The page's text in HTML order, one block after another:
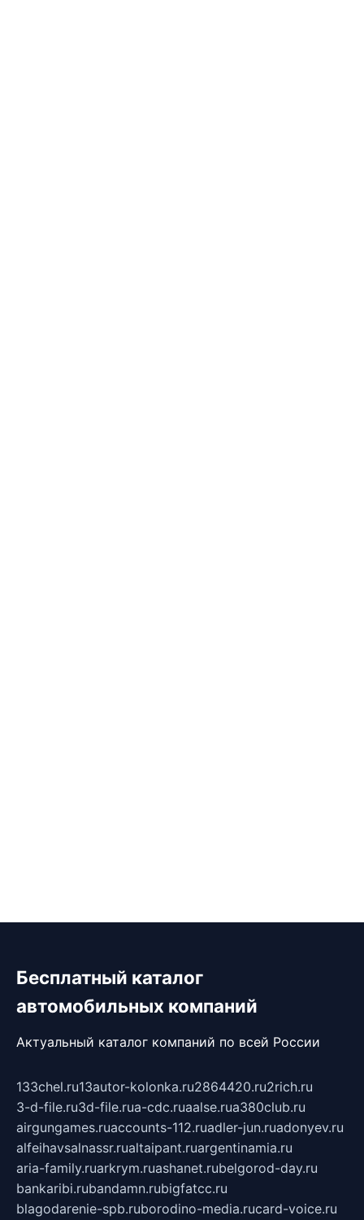
Бесплатный каталог
автомобильных компаний
Актуальный каталог компаний по всей России
133chel.ru13autor-kolonka.ru2864420.ru2rich.ru
3-d-file.ru3d-file.rua-cdc.ruaalse.rua380club.ru
airgungames.ruaccounts-112.ruadler-jun.ruadonyev.ru
alfeihavsalnassr.rualtaipant.ruargentinamia.ru
aria-family.ruarkrym.ruashanet.rubelgorod-day.ru
bankaribi.rubandamn.rubigfatcc.ru
blagodarenie-spb.ruborodino-media.rucard-voice.ru